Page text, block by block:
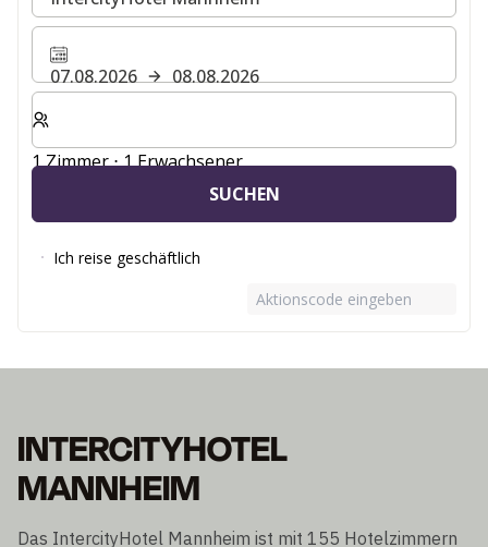
07.08.2026
08.08.2026
Wählen Sie die Anzahl der Zimmer und Gäste für Ihren
1 Zimmer ⋅ 1 Erwachsener
SUCHEN
Ich reise geschäftlich
Aktionscode eingeben
INTERCITYHOTEL
MANNHEIM
Das IntercityHotel Mannheim ist mit 155 Hotelzimmern